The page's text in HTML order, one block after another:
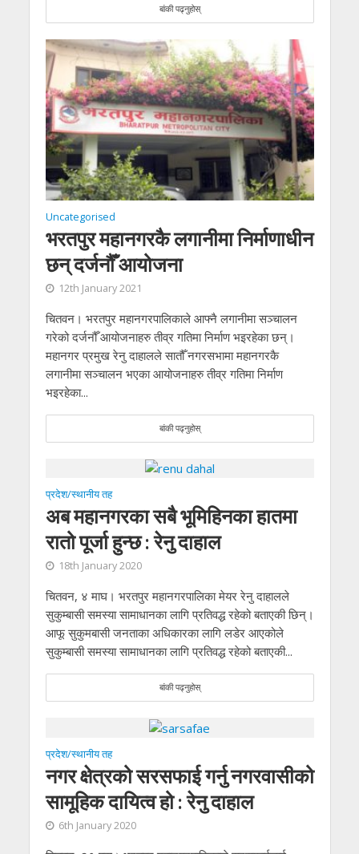
बांकी पढ्नुहोस्
Uncategorised
भरतपुर महानगरकै लगानीमा निर्माणाधीन
छन् दर्जनौँ आयोजना
12th January 2021
चितवन। भरतपुर महानगरपालिकाले आफ्नै लगानीमा सञ्चालन
गरेको दर्जनौँ आयोजनाहरु तीव्र गतिमा निर्माण भइरहेका छन्।
महानगर प्रमुख रेनु दाहालले सातौँ नगरसभामा महानगरकै
लगानीमा सञ्चालन भएका आयोजनाहरु तीव्र गतिमा निर्माण
भइरहेका...
बांकी पढ्नुहोस्
प्रदेश/स्थानीय तह
अब महानगरका सबै भूमिहिनका हातमा
रातो पूर्जा हुन्छ : रेनु दाहाल
18th January 2020
चितवन, ४ माघ। भरतपुर महानगरपालिका मेयर रेनु दाहालले
सुकुम्बासी समस्या सामाधानका लागि प्रतिवद्ध रहेको बताएकी छिन्।
आफू सुकुमबासी जनताका अधिकारका लागि लडेर आएकोले
सुकुम्बासी समस्या सामाधानका लागि प्रतिवद्ध रहेको बताएकी...
बांकी पढ्नुहोस्
प्रदेश/स्थानीय तह
नगर क्षेत्रको सरसफाई गर्नु नगरवासीको
सामूहिक दायित्व हो : रेनु दाहाल
6th January 2020